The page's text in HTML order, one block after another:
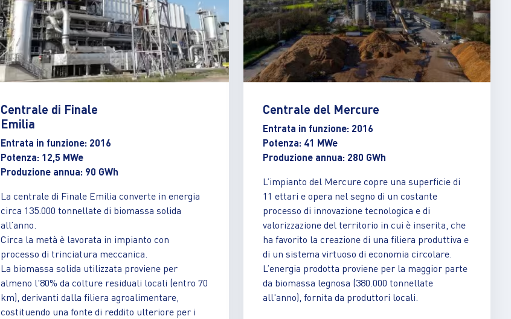
Centrale di Finale
Emilia
Entrata in funzione: 2016
Potenza: 12,5 MWe
Produzione annua: 90 GWh
La centrale di Finale Emilia converte in energia
circa 135.000 tonnellate di biomassa solida
all’anno.
Circa la metà è lavorata in impianto con
processo di trinciatura meccanica.
La biomassa solida utilizzata proviene per
almeno l'80% da colture residuali locali (entro 70
km), derivanti dalla filiera agroalimentare,
costituendo una fonte di reddito ulteriore per i
Centrale del Mercure
Entrata in funzione: 2016
Potenza: 41 MWe
Produzione annua: 280 GWh
L’impianto del Mercure copre una superficie di
11 ettari e opera nel segno di un costante
processo di innovazione tecnologica e di
valorizzazione del territorio in cui è inserita, che
ha favorito la creazione di una filiera produttiva e
di un sistema virtuoso di economia circolare.
L’energia prodotta proviene per la maggior parte
da biomassa legnosa (380.000 tonnellate
all'anno), fornita da produttori locali.